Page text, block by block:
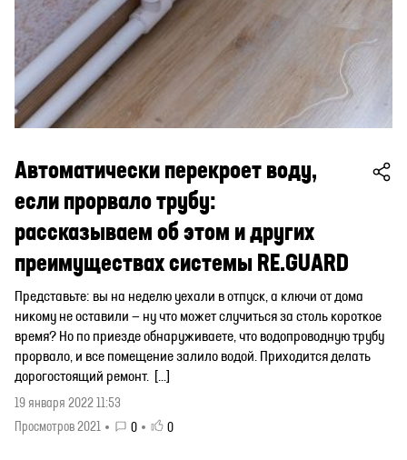
Автоматически перекроет воду,
если прорвало трубу:
рассказываем об этом и других
преимуществах системы RE.GUARD
Представьте: вы на неделю уехали в отпуск, а ключи от дома
никому не оставили — ну что может случиться за столь короткое
время? Но по приезде обнаруживаете, что водопроводную трубу
прорвало, и все помещение залило водой. Приходится делать
дорогостоящий ремонт. […]
19 января 2022 11:53
Просмотров 2021
0 0